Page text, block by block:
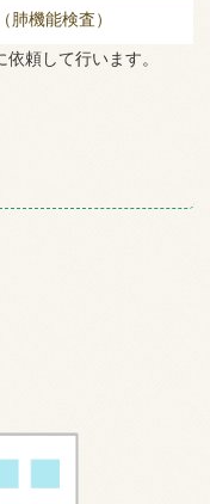
肺機能検査）
頼して行います。